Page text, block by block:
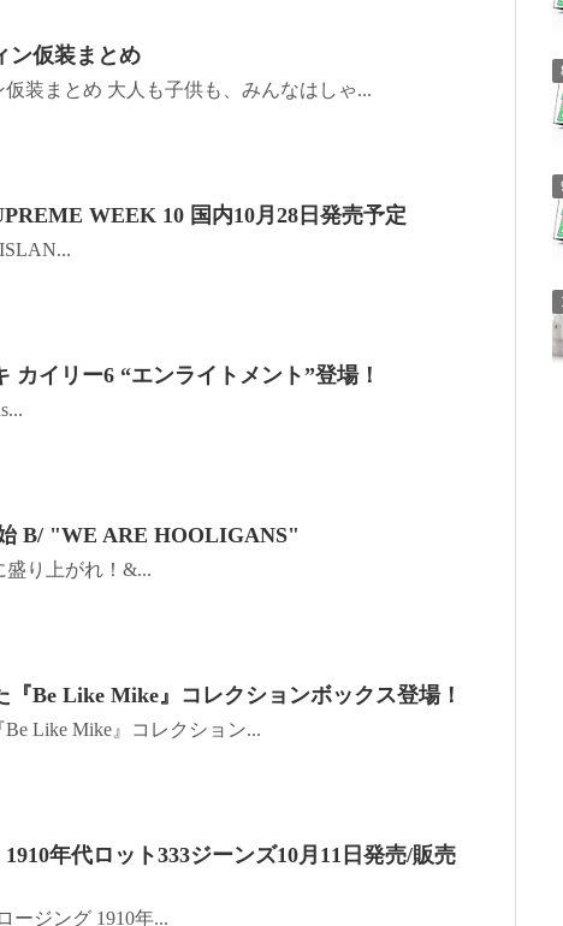
ン仮装まとめ
装まとめ 大人も子供も、みんなはしゃ...
WEEK 10 国内10月28日発売予定
カイリー6 “エンライトメント”登場！
B/ "WE ARE HOOLIGANS"
盛り上がれ！&...
Be Like Mike』コレクションボックス登場！
Like Mike』コレクション...
年代ロット333ジーンズ10月11日発売/販売
ージング 1910年...